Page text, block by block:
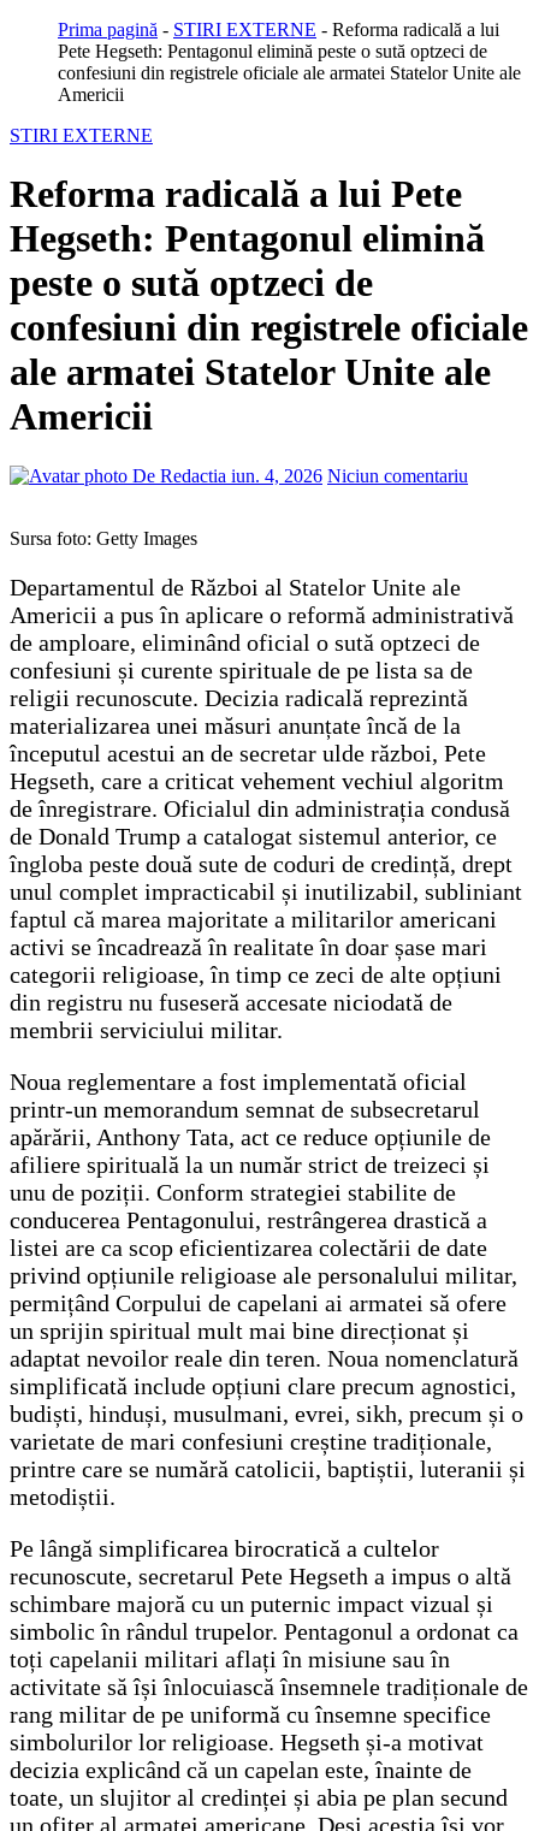
Prima pagină - STIRI EXTERNE - Reforma radicală a lui
Pete Hegseth: Pentagonul elimină peste o sută optzeci de
confesiuni din registrele oficiale ale armatei Statelor Unite ale
Americii
STIRI EXTERNE
Reforma radicală a lui Pete
Hegseth: Pentagonul elimină
peste o sută optzeci de
confesiuni din registrele oficiale
ale armatei Statelor Unite ale
Americii
De Redactia iun. 4, 2026 Niciun comentariu
Sursa foto: Getty Images
Departamentul de Război al Statelor Unite ale
Americii a pus în aplicare o reformă administrativă
de amploare, eliminând oficial o sută optzeci de
confesiuni și curente spirituale de pe lista sa de
religii recunoscute. Decizia radicală reprezintă
materializarea unei măsuri anunțate încă de la
începutul acestui an de secretar ulde război, Pete
Hegseth, care a criticat vehement vechiul algoritm
de înregistrare. Oficialul din administrația condusă
de Donald Trump a catalogat sistemul anterior, ce
îngloba peste două sute de coduri de credință, drept
unul complet impracticabil și inutilizabil, subliniant
faptul că marea majoritate a militarilor americani
activi se încadrează în realitate în doar șase mari
categorii religioase, în timp ce zeci de alte opțiuni
din registru nu fuseseră accesate niciodată de
membrii serviciului militar.
Noua reglementare a fost implementată oficial
printr-un memorandum semnat de subsecretarul
apărării, Anthony Tata, act ce reduce opțiunile de
afiliere spirituală la un număr strict de treizeci și
unu de poziții. Conform strategiei stabilite de
conducerea Pentagonului, restrângerea drastică a
listei are ca scop eficientizarea colectării de date
privind opțiunile religioase ale personalului militar,
permițând Corpului de capelani ai armatei să ofere
un sprijin spiritual mult mai bine direcționat și
adaptat nevoilor reale din teren. Noua nomenclatură
simplificată include opțiuni clare precum agnostici,
budiști, hinduși, musulmani, evrei, sikh, precum și o
varietate de mari confesiuni creștine tradiționale,
printre care se numără catolicii, baptiștii, luteranii și
metodiștii.
Pe lângă simplificarea birocratică a cultelor
recunoscute, secretarul Pete Hegseth a impus o altă
schimbare majoră cu un puternic impact vizual și
simbolic în rândul trupelor. Pentagonul a ordonat ca
toți capelanii militari aflați în misiune sau în
activitate să își înlocuiască însemnele tradiționale de
rang militar de pe uniformă cu însemne specifice
simbolurilor lor religioase. Hegseth și-a motivat
decizia explicând că un capelan este, înainte de
toate, un slujitor al credinței și abia pe plan secund
un ofițer al armatei americane. Deși aceștia își vor